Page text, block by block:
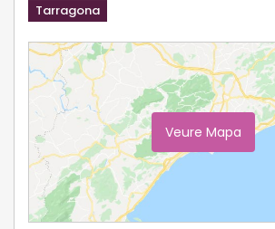
Tarragona
Veure Mapa